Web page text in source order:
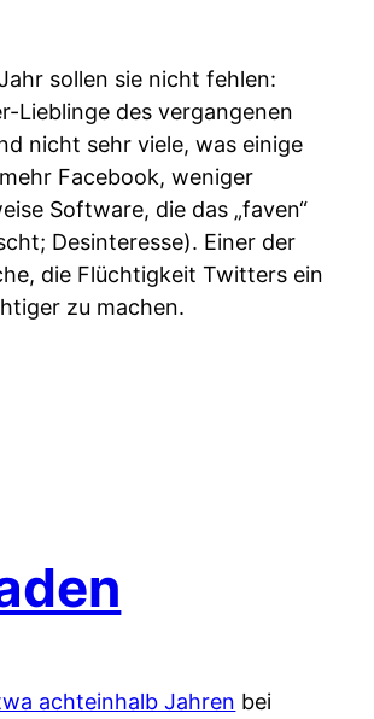
sollen sie nicht fehlen:
Lieblinge des vergangenen
nicht sehr viele, was einige
Facebook, weniger
Software, die das „faven“
Desinteresse). Einer der
die Flüchtigkeit Twitters ein
zu machen.
achteinhalb Jahren bei